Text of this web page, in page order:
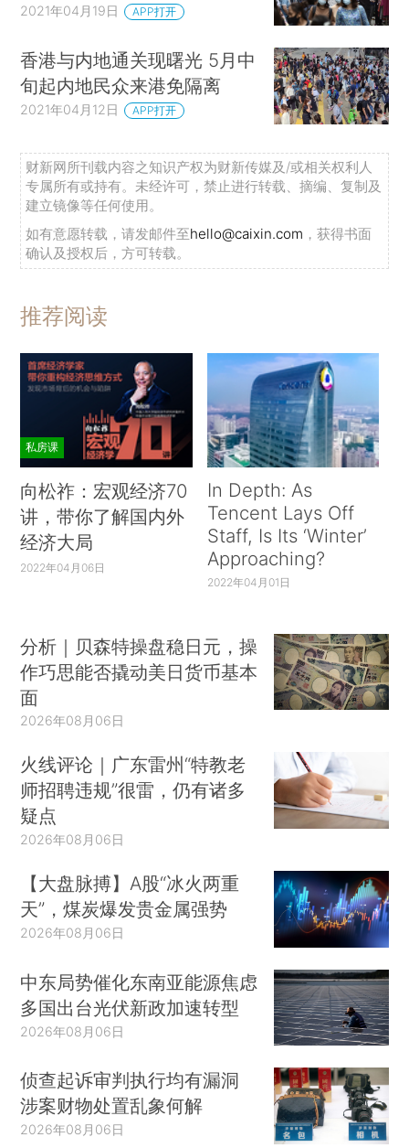
2021年04月19日 APP打开
香港与内地通关现曙光 5月中
旬起内地民众来港免隔离
2021年04月12日 APP打开
财新网所刊载内容之知识产权为财新传媒及/或相关权利人
专属所有或持有。未经许可，禁止进行转载、摘编、复制及
建立镜像等任何使用。
如有意愿转载，请发邮件至hello@caixin.com ，获得书面
确认及授权后，方可转载。
推荐阅读
私房课
向松祚：宏观经济70
讲，带你了解国内外
经济大局
2022年04月06日
In Depth: As
Tencent Lays Off
Staff, Is Its ‘Winter’
Approaching?
2022年04月01日
分析｜贝森特操盘稳日元，操
作巧思能否撬动美日货币基本
面
2026年08月06日
火线评论｜广东雷州“特教老
师招聘违规”很雷，仍有诸多
疑点
2026年08月06日
【大盘脉搏】A股“冰火两重
天”，煤炭爆发贵金属强势
2026年08月06日
中东局势催化东南亚能源焦虑
多国出台光伏新政加速转型
2026年08月06日
侦查起诉审判执行均有漏洞
涉案财物处置乱象何解
2026年08月06日